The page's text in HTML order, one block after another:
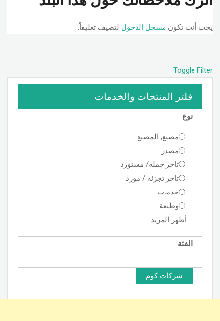
يجب أنت تكون مسجل الدخول لتضيف تعليقاً.
Toggle Filter
فلتر المنتجات والخدمات
نوع
مصنع, المصنع
مصدر
تاجر جملة/ مستورد
تاجر تجزئة / مورد
خدمات
وظيفة
أظهر المزيد
الفئة
شركات كوم